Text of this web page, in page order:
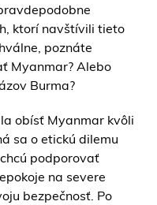
ktorí navštívili tieto
poznáte
Myanmar? Alebo
Burma?
obísť Myanmar kvôli
sa o etickú dilemu
podporovať
na severe
bezpečnosť. Po